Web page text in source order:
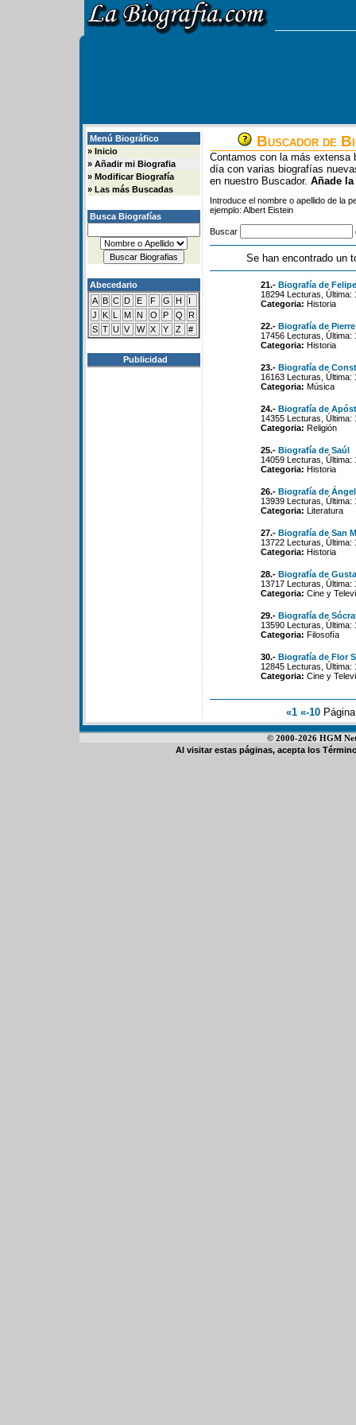
Menú Biográfico
» Inicio
» Añadir mi Biografia
» Modificar Biografía
» Las más Buscadas
Busca Biografías
Abecedario
A B C D E F G H
I
J
K L M N O P Q
R
S T U V W X Y Z #
Publicidad
Buscador de
Contamos con la más extensa
día con varias biografías
en nuestro Buscador. Añade
Introduce el nombre o apellido de la
ejemplo: Albert Eistein
Buscar
Se han encontrado un
21.- Biografía de
18294 Lecturas, Última:
Categoria: Historia
22.- Biografía de
17456 Lecturas,
Categoria: Historia
23.- Biografía de
16163 Lecturas,
Categoria: Música
24.- Biografía de
14355 Lecturas,
Categoria: Religión
25.- Biografía de Saúl
14059 Lecturas,
Categoria: Historia
26.- Biografía de
13939 Lecturas,
Categoria: Literatura
27.- Biografía de San
13722 Lecturas,
Categoria: Historia
28.- Biografía de
13717 Lecturas,
Categoria: Cine y
29.- Biografía de
13590 Lecturas,
Categoria: Filosofía
30.- Biografía de Flor
12845 Lecturas,
Categoria: Cine y
«1 «-10
© 2000-2026 HGM
Al visitar estas páginas, acepta los